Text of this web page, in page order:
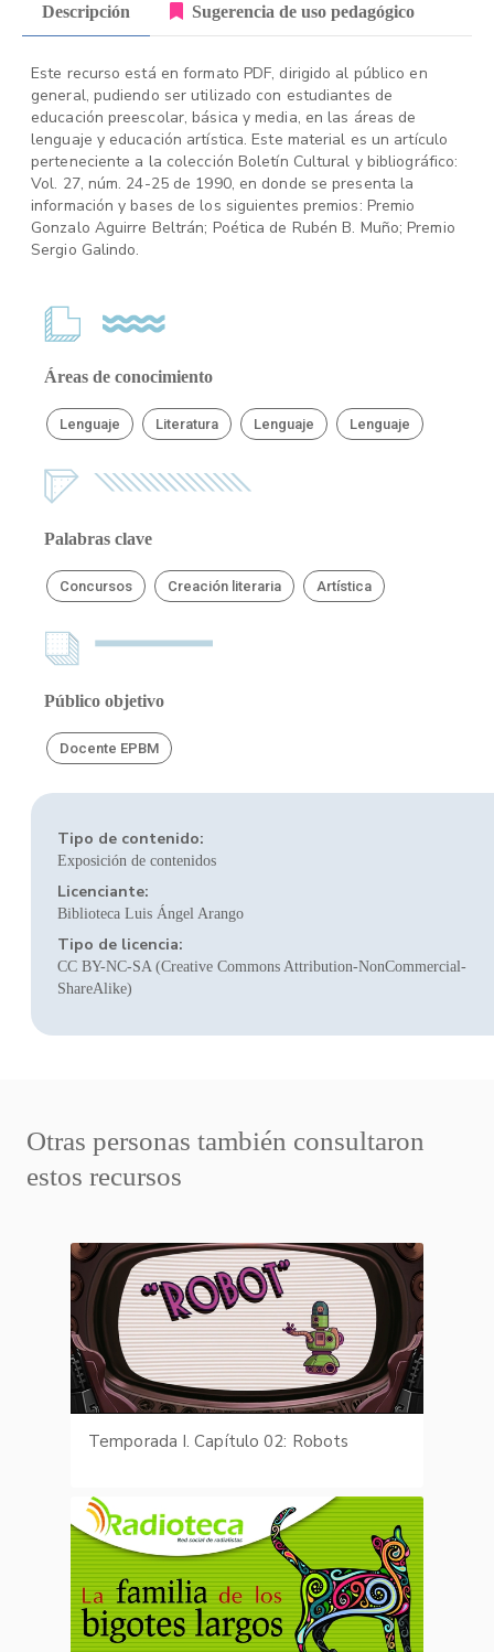
Descripción Sugerencia de uso pedagógico
Este recurso está en formato PDF, dirigido al público en
general, pudiendo ser utilizado con estudiantes de
educación preescolar, básica y media, en las áreas de
lenguaje y educación artística. Este material es un artículo
perteneciente a la colección Boletín Cultural y bibliográfico:
Vol. 27, núm. 24-25 de 1990, en donde se presenta la
información y bases de los siguientes premios: Premio
Gonzalo Aguirre Beltrán; Poética de Rubén B. Muño; Premio
Sergio Galindo.
Áreas de conocimiento
Lenguaje Literatura Lenguaje Lenguaje
Palabras clave
Concursos Creación literaria Artística
Público objetivo
Docente EPBM
Tipo de contenido:
Exposición de contenidos
Licenciante:
Biblioteca Luis Ángel Arango
Tipo de licencia:
CC BY-NC-SA (Creative Commons Attribution-NonCommercial-
ShareAlike)
Otras personas también consultaron
estos recursos
Temporada I. Capítulo 02: Robots